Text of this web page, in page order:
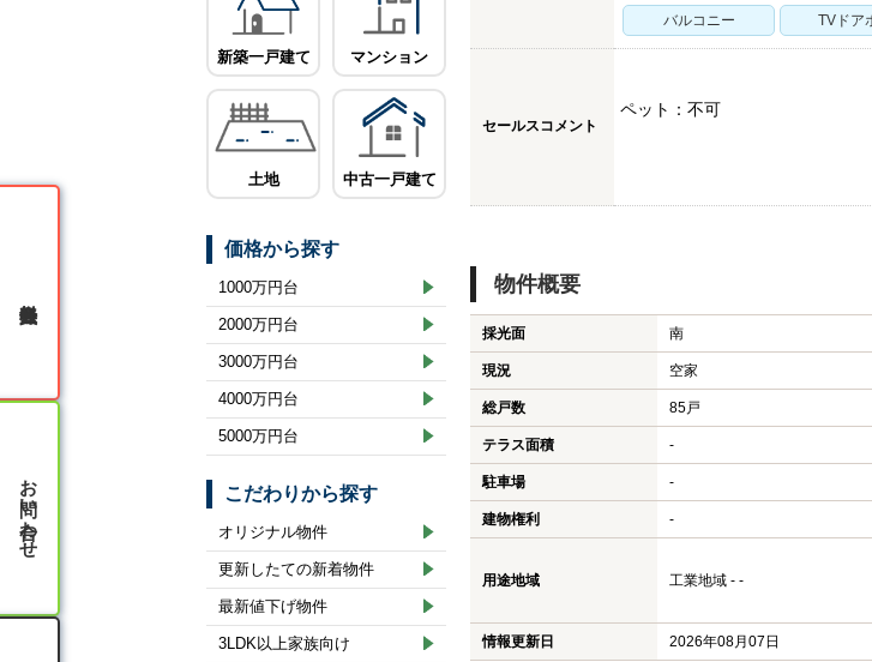
バルコニー TVドア
セールスコメント
ペット：不可
物件概要
採光面 南
現況 空家
総戸数 85戸
テラス面積 -
駐車場 -
建物権利 -
用途地域 工業地域 - -
情報更新日 2026年08月07日
新築一戸建て マンション
土地 中古一戸建て
価格から探す
1000万円台
2000万円台
3000万円台
4000万円台
5000万円台
こだわりから探す
オリジナル物件
更新したての新着物件
最新値下げ物件
3LDK以上家族向け
お問い合わせ